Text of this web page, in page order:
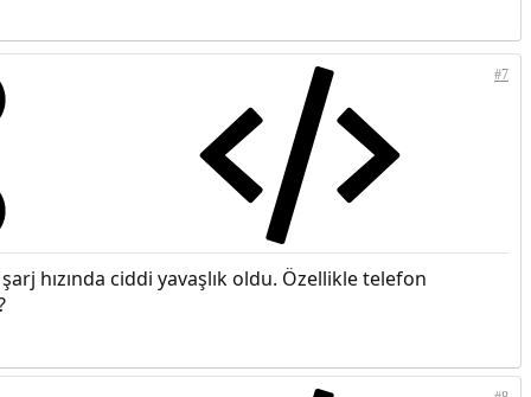
#7
hızında ciddi yavaşlık oldu. Özellikle telefon